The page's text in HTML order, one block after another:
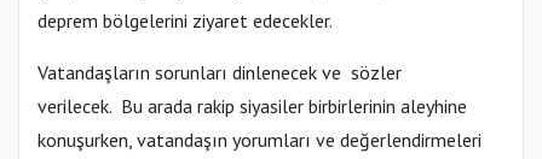
deprem bölgelerini ziyaret edecekler.
Vatandaşların sorunları dinlenecek ve sözler
verilecek. Bu arada rakip siyasiler birbirlerinin aleyhine
konuşurken, vatandaşın yorumları ve değerlendirmeleri